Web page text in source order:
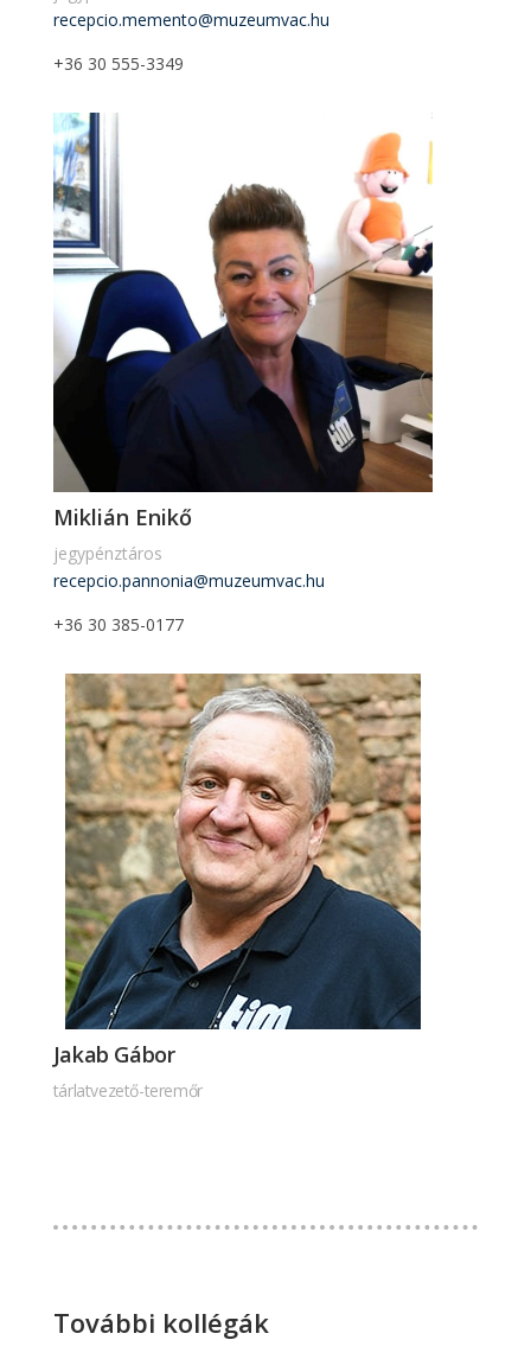
recepcio.memento@muzeumvac.hu
+36 30 555-3349
Miklián Enikő
jegypénztáros
recepcio.pannonia@muzeumvac.hu
+36 30 385-0177
Jakab Gábor
tárlatvezető-teremőr
További kollégák